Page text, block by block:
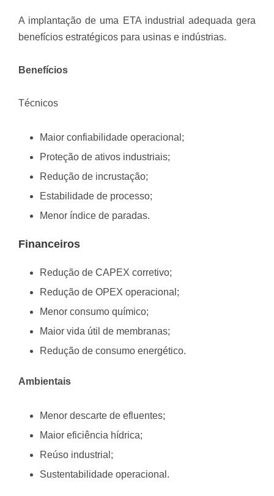
A implantação de uma ETA industrial adequada gera
benefícios estratégicos para usinas e indústrias.
Benefícios
Técnicos
Maior confiabilidade operacional;
Proteção de ativos industriais;
Redução de incrustação;
Estabilidade de processo;
Menor índice de paradas.
Financeiros
Redução de CAPEX corretivo;
Redução de OPEX operacional;
Menor consumo químico;
Maior vida útil de membranas;
Redução de consumo energético.
Ambientais
Menor descarte de efluentes;
Maior eficiência hídrica;
Reúso industrial;
Sustentabilidade operacional.